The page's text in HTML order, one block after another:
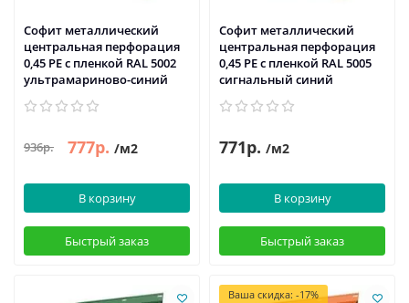
Софит металлический
центральная перфорация
0,45 PE с пленкой RAL 5002
ультрамариново-синий
936р. 777р. /м2
В корзину
Быстрый заказ
Софит металлический
центральная перфорация
0,45 PE с пленкой RAL 5005
сигнальный синий
771р. /м2
В корзину
Быстрый заказ
Ваша скидка: -17%